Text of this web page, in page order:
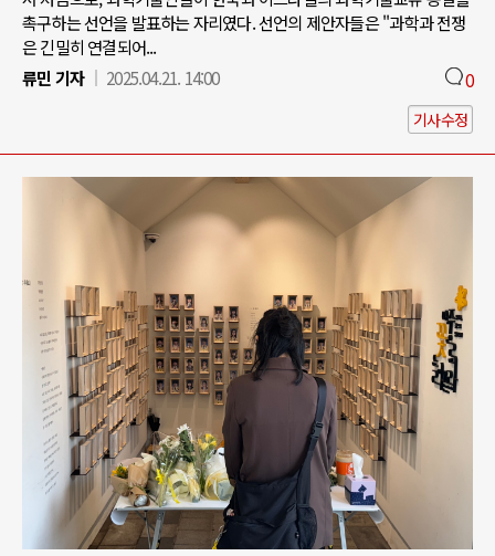
촉구하는 선언을 발표하는 자리였다. 선언의 제안자들은 "과학과 전쟁
은 긴밀히 연결되어...
류민 기자
2025.04.21. 14:00 0
기사수정